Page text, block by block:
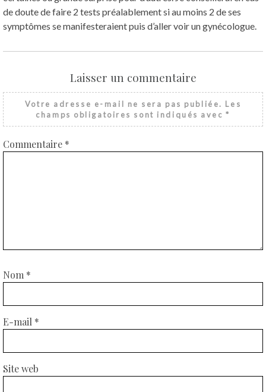
de doute de faire 2 tests préalablement si au moins 2 de ses
symptômes se manifesteraient puis d’aller voir un gynécologue.
Laisser un commentaire
Votre adresse e-mail ne sera pas publiée. Les
champs obligatoires sont indiqués avec*
Commentaire *
Nom *
E-mail *
Site web